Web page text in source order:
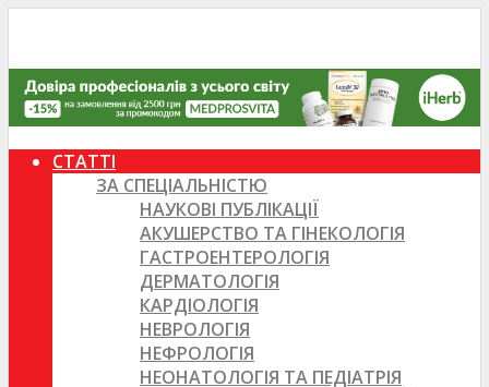
СТАТТІ
ЗА СПЕЦІАЛЬНІСТЮ
НАУКОВІ ПУБЛІКАЦІЇ
АКУШЕРСТВО ТА ГІНЕКОЛОГІЯ
ГАСТРОЕНТЕРОЛОГІЯ
ДЕРМАТОЛОГІЯ
КАРДІОЛОГІЯ
НЕВРОЛОГІЯ
НЕФРОЛОГІЯ
НЕОНАТОЛОГІЯ ТА ПЕДІАТРІЯ